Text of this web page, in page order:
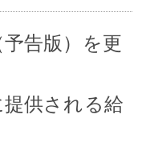
告版）を更
供される給